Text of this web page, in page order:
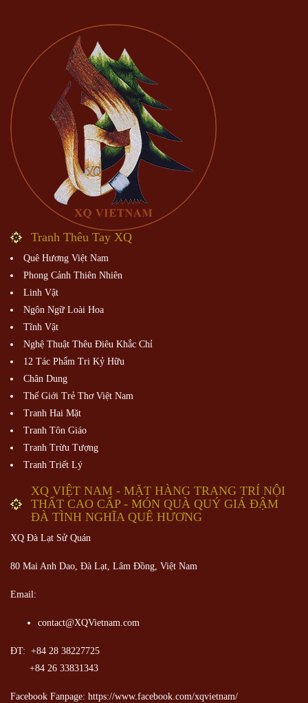
Tranh Thêu Tay XQ
Quê Hương Việt Nam
Phong Cảnh Thiên Nhiên
Linh Vật
Ngôn Ngữ Loài Hoa
Tĩnh Vật
Nghệ Thuật Thêu Điêu Khắc Chỉ
12 Tác Phẩm Tri Kỷ Hữu
Chân Dung
Thế Giới Trẻ Thơ Việt Nam
Tranh Hai Mặt
Tranh Tôn Giáo
Tranh Trừu Tượng
Tranh Triết Lý
XQ VIỆT NAM - MẶT HÀNG TRANG TRÍ NỘI
THẤT CAO CẤP - MÓN QUÀ QUÝ GIÁ ĐẬM
ĐÀ TÌNH NGHĨA QUÊ HƯƠNG
XQ Đà Lạt Sử Quán
80 Mai Anh Dao, Đà Lạt, Lâm Đồng, Việt Nam
Email:
contact@XQVietnam.com
ĐT: +84 28 38227725
+84 26 33831343
Facebook Fanpage: https://www.facebook.com/xqvietnam/